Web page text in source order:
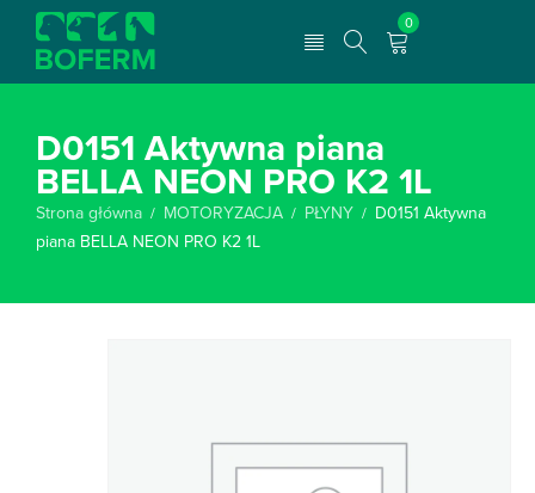
0
D0151 Aktywna piana
BELLA NEON PRO K2 1L
Strona główna / MOTORYZACJA / PŁYNY / D0151 Aktywna
piana BELLA NEON PRO K2 1L